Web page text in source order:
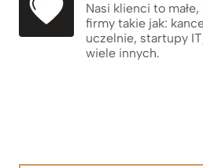
Nasi klienci to
firmy takie jak:
uczelnie, startupy
wiele innych.